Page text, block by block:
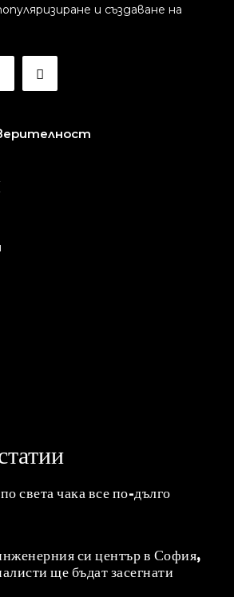
и създаване на
света чака все по-дълго
си център в София,
ще бъдат засегнати